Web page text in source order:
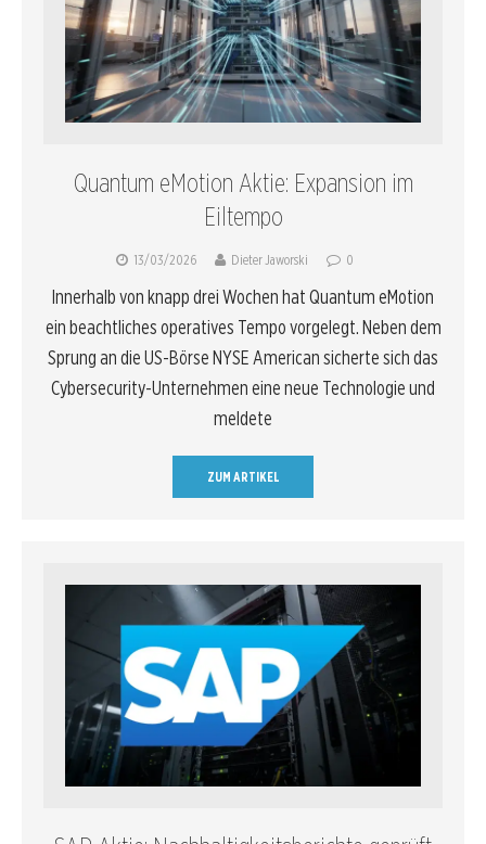
Quantum eMotion Aktie: Expansion im
Eiltempo
13/03/2026 Dieter Jaworski 0
Innerhalb von knapp drei Wochen hat Quantum eMotion
ein beachtliches operatives Tempo vorgelegt. Neben dem
Sprung an die US-Börse NYSE American sicherte sich das
Cybersecurity-Unternehmen eine neue Technologie und
meldete
ZUM ARTIKEL